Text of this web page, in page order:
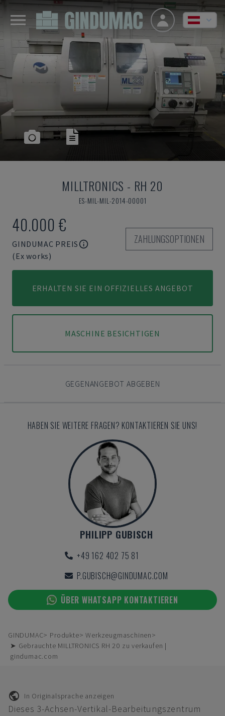
MILLTRONICS - RH 20
ES-MIL-MIL-2014-00001
40.000 €
GINDUMAC PREIS
(Ex works)
ZAHLUNGSOPTIONEN
ERHALTEN SIE EIN OFFIZIELLES ANGEBOT
MASCHINE BESICHTIGEN
GEGENANGEBOT ABGEBEN
HABEN SIE WEITERE FRAGEN? KONTAKTIEREN SIE UNS!
PHILIPP GUBISCH
+49 162 402 75 81
P.GUBISCH@GINDUMAC.COM
ÜBER WHATSAPP KONTAKTIEREN
GINDUMAC Produkte
Werkzeugmaschinen
➤ Gebrauchte MILLTRONICS RH 20 zu verkaufen |
gindumac.com
In Originalsprache anzeigen
Dieses 3-Achsen-Vertikal-Bearbeitungszentrum